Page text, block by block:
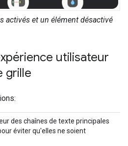
activés et un élément désactivé
utilisateur
grille
des chaînes de texte principales
éviter qu'elles ne soient